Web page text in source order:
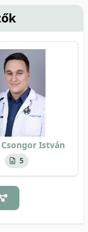
Csongor István
5